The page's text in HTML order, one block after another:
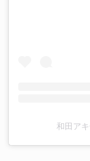
和田ア